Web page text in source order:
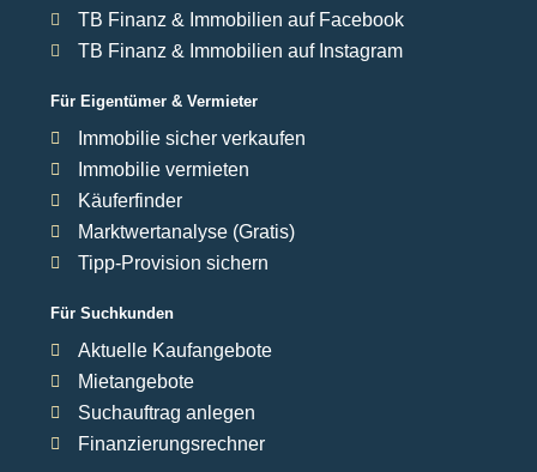
TB Finanz & Immobilien auf Facebook
TB Finanz & Immobilien auf Instagram
Für Eigentümer & Vermieter
Immobilie sicher verkaufen
Immobilie vermieten
Käuferfinder
Marktwertanalyse (Gratis)
Tipp-Provision sichern
Für Suchkunden
Aktuelle Kaufangebote
Mietangebote
Suchauftrag anlegen
Finanzierungsrechner